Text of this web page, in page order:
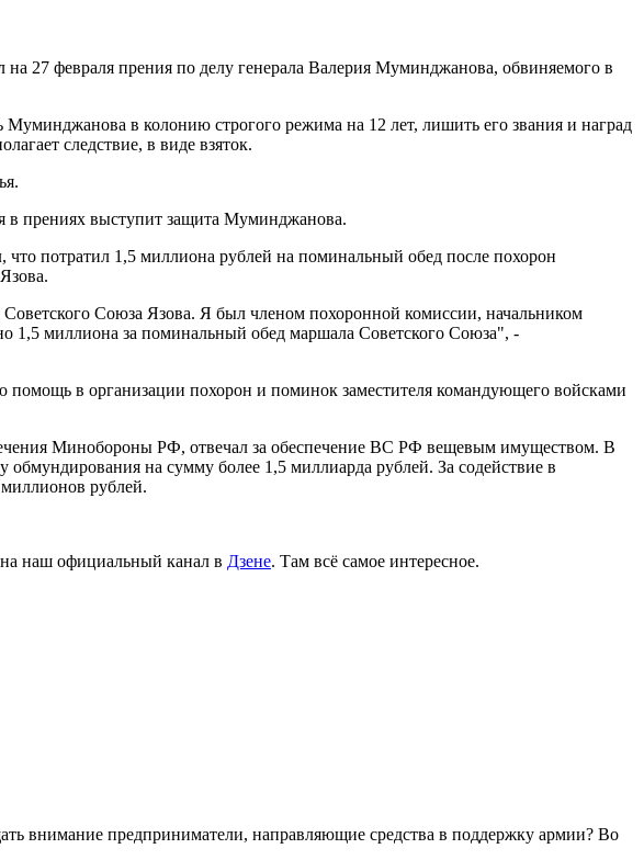
27 февраля прения по делу генерала Валерия Муминджанова, обвиняемого в
Муминджанова в колонию строгого режима на 12 лет, лишить его звания и наград
следствие, в виде взяток.
в прениях выступит защита Муминджанова.
потратил 1,5 миллиона рублей на поминальный обед после похорон
Союза Язова. Я был членом похоронной комиссии, начальником
1,5 миллиона за поминальный обед маршала Советского Союза", -
помощь в организации похорон и поминок заместителя командующего войсками
Минобороны РФ, отвечал за обеспечение ВС РФ вещевым имуществом. В
на сумму более 1,5 миллиарда рублей. За содействие в
рублей.
наш официальный канал в Дзене. Там всё самое интересное.
внимание предприниматели, направляющие средства в поддержку армии? Во